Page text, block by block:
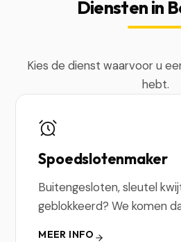
Diensten in
Kies de dienst waarvoor u
hebt.
Spoedslotenmaker
Buitengesloten, sleutel
geblokkeerd? We komen
MEER INFO